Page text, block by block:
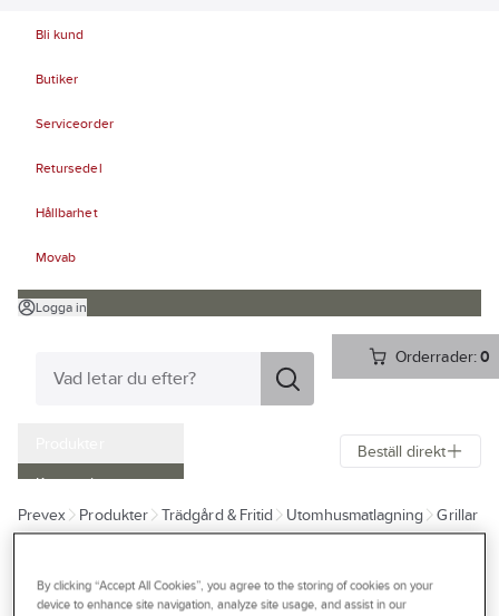
Bli kund
Butiker
Serviceorder
Retursedel
Hållbarhet
Movab
Logga in
Orderrader:0
Kampanjer
Outlet
Bli kund
Beställ direkt
Prevex Produkter Trädgård & Fritid Utomhusmatlagning
Grillar
WEBER
By clicking “Accept All Cookies”, you agree to the storing of cookies on your
device to enhance site navigation, analyze site usage, and assist in our